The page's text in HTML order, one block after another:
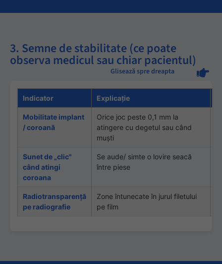
3. Semne de stabilitate (ce poate
observa medicul sau chiar pacientul)
Glisează spre dreapta
Indicator Explicaţie
Mobilitate implant
/ coroană
Orice joc peste 0,1 mm la
atingere cu degetul sau când
muşti
Sunet de „clic"
când atingi
coroana
Se aude/ simte o lovire seacă
între piese
Radiotransparenţă
pe radiografie
Zone întunecate în jurul filetului
pe film